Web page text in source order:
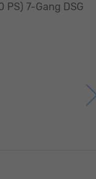
PS) 7-Gang DSG